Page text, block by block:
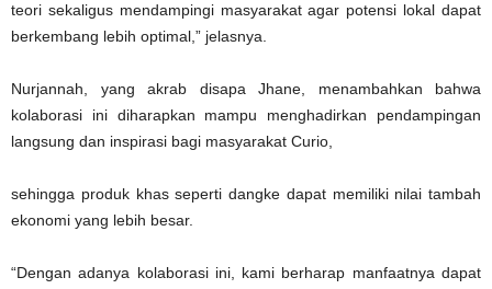
teori sekaligus mendampingi masyarakat agar potensi lokal dapat
berkembang lebih optimal,” jelasnya.
Nurjannah, yang akrab disapa Jhane, menambahkan bahwa
kolaborasi ini diharapkan mampu menghadirkan pendampingan
langsung dan inspirasi bagi masyarakat Curio,
sehingga produk khas seperti dangke dapat memiliki nilai tambah
ekonomi yang lebih besar.
“Dengan adanya kolaborasi ini, kami berharap manfaatnya dapat